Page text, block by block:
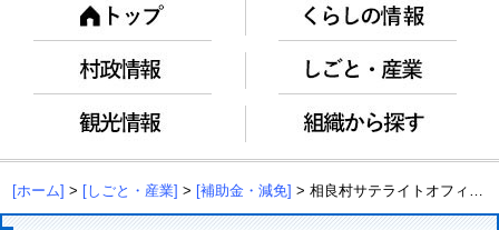
[ホーム] > [しごと・産業] > [補助金・減免] > 相良村サテライトオフィス等誘致事業補助金を創設しました